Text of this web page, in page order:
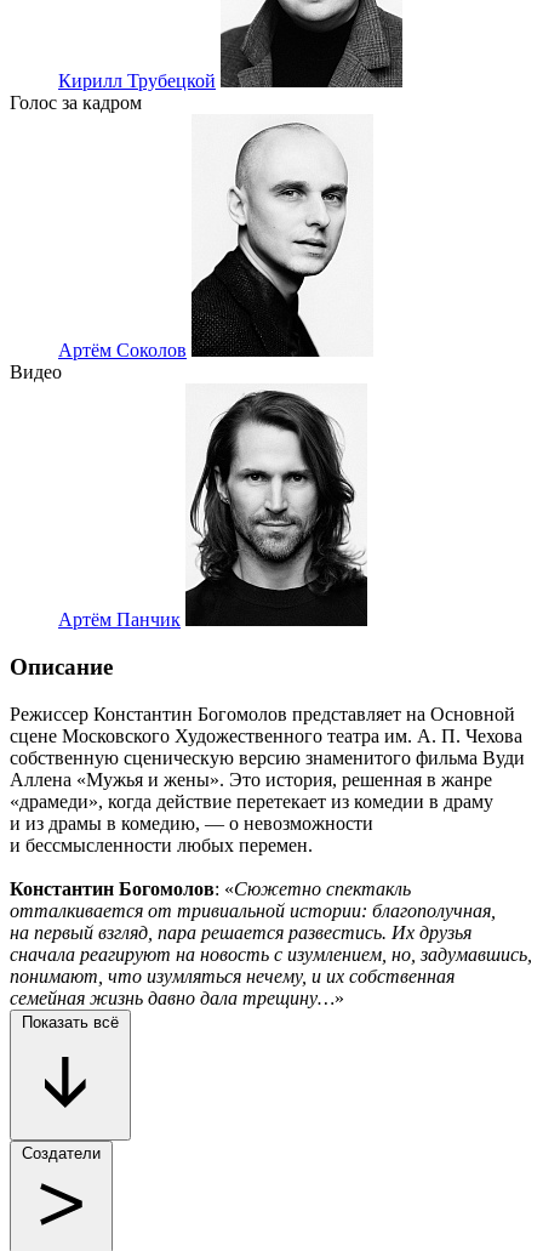
Кирилл Трубецкой
Голос за кадром
Артём Соколов
Видео
Артём Панчик
Описание
Режиссер Константин Богомолов представляет на Основной
сцене Московского Художественного театра им. А. П. Чехова
собственную сценическую версию знаменитого фильма Вуди
Аллена «Мужья и жены». Это история, решенная в жанре
«драмеди», когда действие перетекает из комедии в драму
и из драмы в комедию, — о невозможности
и бессмысленности любых перемен.
Константин Богомолов: «Сюжетно спектакль
отталкивается от тривиальной истории: благополучная,
на первый взгляд, пара решается развестись. Их друзья
сначала реагируют на новость с изумлением, но, задумавшись,
понимают, что изумляться нечему, и их собственная
семейная жизнь давно дала трещину…»
Показать всё
Создатели